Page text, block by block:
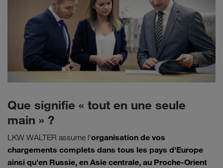
Que signifie « tout en une seule
main » ?
LKW WALTER assume l'organisation de vos
chargements complets dans tous les pays d'Europe
ainsi qu'en Russie, en Asie centrale, au Proche-Orient